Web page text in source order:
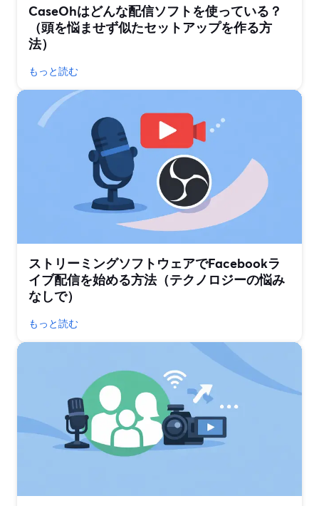
CaseOhはどんな配信ソフトを使っている？
（頭を悩ませず似たセットアップを作る方
法）
もっと読む
ストリーミングソフトウェアでFacebookラ
イブ配信を始める方法（テクノロジーの悩み
なしで）
もっと読む